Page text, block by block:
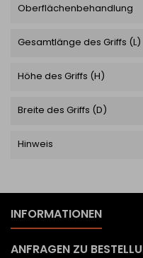
Oberflächenbehandlung
Gesamtlänge des Griffs (L)
Höhe des Griffs (H)
Breite des Griffs (D)
Hinweis
INFORMATIONEN
ANFRAGEN ZU